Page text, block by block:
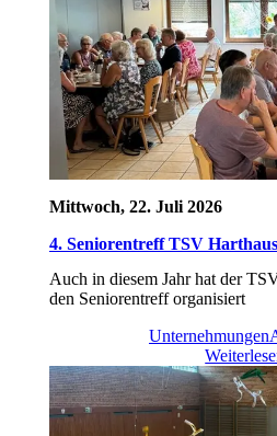
Mittwoch, 22. Juli 2026
4. Seniorentreff TSV
Auch in diesem Jahr hat der
den Seniorentreff organisiert
Unternehmungen